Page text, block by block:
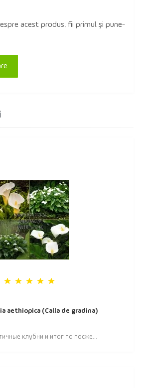
acest produs, fii primul și pune-
aethiopica (Calla de gradina)
клубни и итог по посже...